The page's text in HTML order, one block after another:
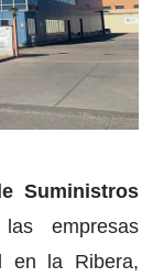
Suministros
empresas
en la Ribera,